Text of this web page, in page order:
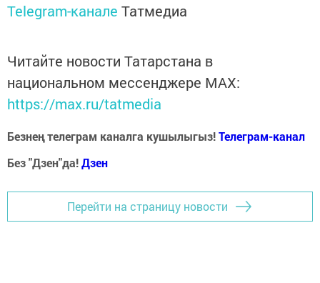
Telegram-канале Татмедиа
Читайте новости Татарстана в
национальном мессенджере MАХ:
https://max.ru/tatmedia
Безнең телеграм каналга кушылыгыз!Телеграм-канал
Без "Дзен"да!Дзен
Перейти на страницу новости